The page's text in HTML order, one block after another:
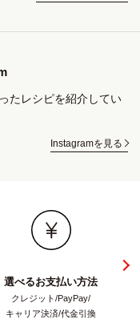
たレシピを紹介してい
Instagramを見る
選べるお支払い方法
クレジット/PayPay/
キャリア決済/代金引換